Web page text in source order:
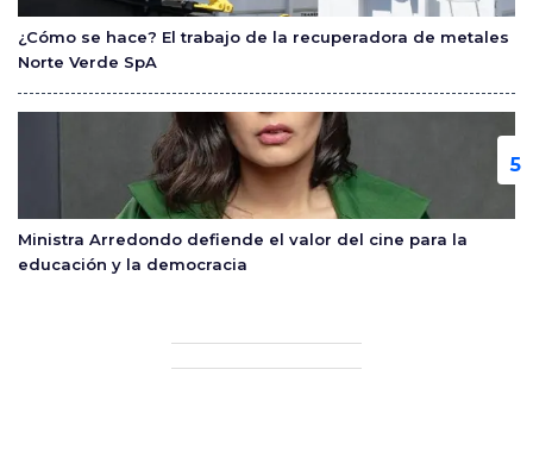
¿Cómo se hace? El trabajo de la recuperadora de metales
Norte Verde SpA
Ministra Arredondo defiende el valor del cine para la
educación y la democracia